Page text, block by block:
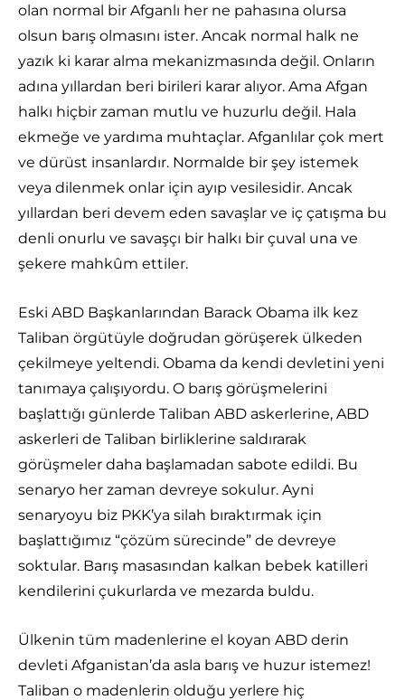
olan normal bir Afganlı her ne pahasına olursa
olsun barış olmasını ister. Ancak normal halk ne
yazık ki karar alma mekanizmasında değil. Onların
adına yıllardan beri birileri karar alıyor. Ama Afgan
halkı hiçbir zaman mutlu ve huzurlu değil. Hala
ekmeğe ve yardıma muhtaçlar. Afganlılar çok mert
ve dürüst insanlardır. Normalde bir şey istemek
veya dilenmek onlar için ayıp vesilesidir. Ancak
yıllardan beri devem eden savaşlar ve iç çatışma bu
denli onurlu ve savaşçı bir halkı bir çuval una ve
şekere mahkûm ettiler.
Eski ABD Başkanlarından Barack Obama ilk kez
Taliban örgütüyle doğrudan görüşerek ülkeden
çekilmeye yeltendi. Obama da kendi devletini yeni
tanımaya çalışıyordu. O barış görüşmelerini
başlattığı günlerde Taliban ABD askerlerine, ABD
askerleri de Taliban birliklerine saldırarak
görüşmeler daha başlamadan sabote edildi. Bu
senaryo her zaman devreye sokulur. Ayni
senaryoyu biz PKK’ya silah bıraktırmak için
başlattığımız “çözüm sürecinde” de devreye
soktular. Barış masasından kalkan bebek katilleri
kendilerini çukurlarda ve mezarda buldu.
Ülkenin tüm madenlerine el koyan ABD derin
devleti Afganistan’da asla barış ve huzur istemez!
Taliban o madenlerin olduğu yerlere hiç